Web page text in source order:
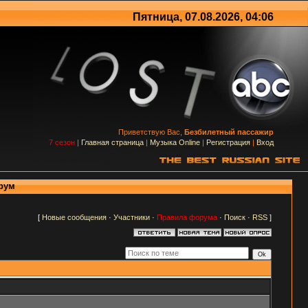
Пятница, 07.08.2026, 04:06
Приветствую Вас, Безбилетный пассажир
7 сезон | Главная страница | Музыка Online | Регистрация | Вход
[ Новые сообщения· Участники· Правила форума· Поиск· RSS]